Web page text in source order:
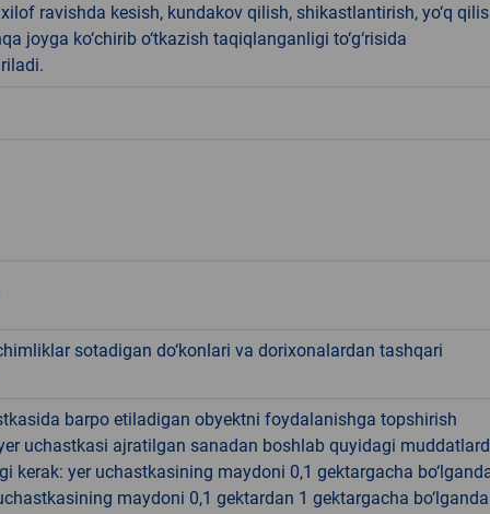
ravishda kesish, kundakov qilish, shikastlantirish, yo‘q
joyga ko‘chirib o‘tkazish taqiqlanganligi to‘g‘risida
sotadigan do‘konlari va dorixonalardan tashqari
barpo etiladigan obyektni foydalanishga topshirish
uchastkasi ajratilgan sanadan boshlab quyidagi
kerak: yer uchastkasining maydoni 0,1 gektargacha
maydoni 0,1 gektardan 1 gektargacha